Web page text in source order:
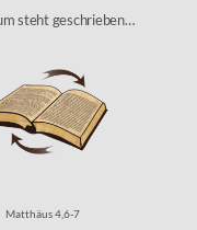
steht geschrieben…
Matthäus 4,6-7